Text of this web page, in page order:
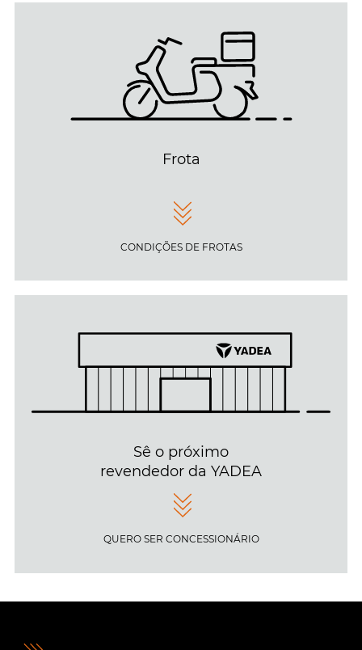
Frota
CONDIÇÕES DE FROTAS
Sê o próximo
revendedor da YADEA
QUERO SER CONCESSIONÁRIO